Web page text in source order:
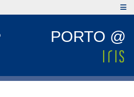
PORTO @